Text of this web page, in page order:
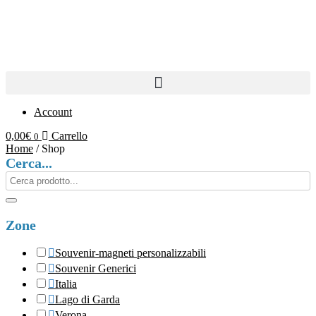
Account
0,00€ 0
Carrello
Home / Shop
Cerca...
Search
products:
Zone
Souvenir-magneti personalizzabili
Souvenir Generici
Italia
Lago di Garda